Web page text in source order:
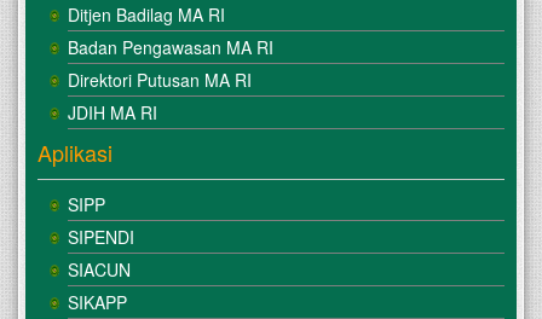
Ditjen Badilag MA RI
Badan Pengawasan MA RI
Direktori Putusan MA RI
JDIH MA RI
Aplikasi
SIPP
SIPENDI
SIACUN
SIKAPP